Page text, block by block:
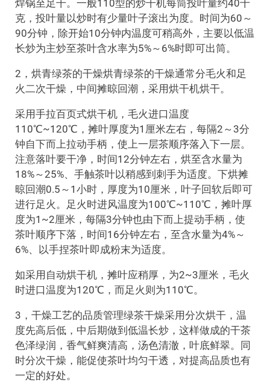
焊锅至足干。一般110型的炒干机每筒投叶量约40千
克，投叶量以炒时有少量叶子滚出为度。时间为60～
90分钟，除开始10分钟内温度可稍高外，主要以低温
长炒为主炒至茶叶含水率为5%～6%时即可出筒。
2，烘青绿茶的干燥烘青绿茶的干燥通常分毛火和足
火二次干燥，中间摊晾回潮，采用烘干机烘干。
采用手拉百页式烘干机，毛火进口温度
110℃~120℃，摊叶厚度为1厘米左右，每隔2～3分
钟自下而上拉动手柄，使上一层茶顺序落入下一层。
注意落叶要干净，时间12分钟左右，烘至含水量为
18%～25%、手触茶叶以稍感到刺手为适度。下烘摊
晾回潮0.5～1小时，厚度为10厘米，叶子回软后即可
进行足火。足火时进风温度为100℃~110℃，摊叶厚
度为1~2厘米，每隔3分钟也由下而上提动手柄，使
茶叶顺序下落，时间16分钟左右，至含水量为4%～
6%、以手捏茶叶即成粉末为适度。
如采用自动烘干机，摊叶应稍厚，为2~3厘米，毛火
时进口温度为120℃，而足火则为110℃。
3，干燥工艺的品质管理绿茶干燥采用分次烘干，温
度先高后低，中后期做到低温长炒，这样做成的干茶
色泽绿润，香气鲜爽清高，汤色清澈，叶底鲜翠。同
时分次干燥，能促使茶叶均匀干透，对提高品质也有
一定的好处。